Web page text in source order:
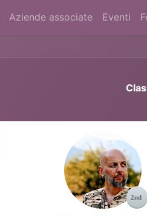
Aziende associate Eventi